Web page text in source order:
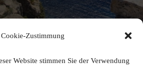
Cookie-Zustimmung
Website stimmen Sie der Verwendung
vom Torre d'es Savinar